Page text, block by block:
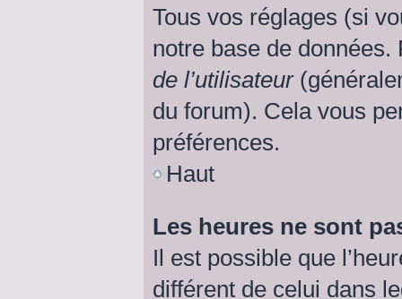
Tous vos réglages (si
notre base de
de l’utilisateur
du forum). Cela vous
préférences.
Haut
Les heures ne sont
Il est possible que
différent de celui dans